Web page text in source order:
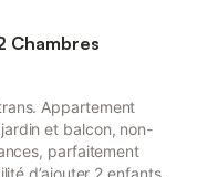
Chambres
Appartement
et balcon, non-
parfaitement
d’ajouter 2 enfants,